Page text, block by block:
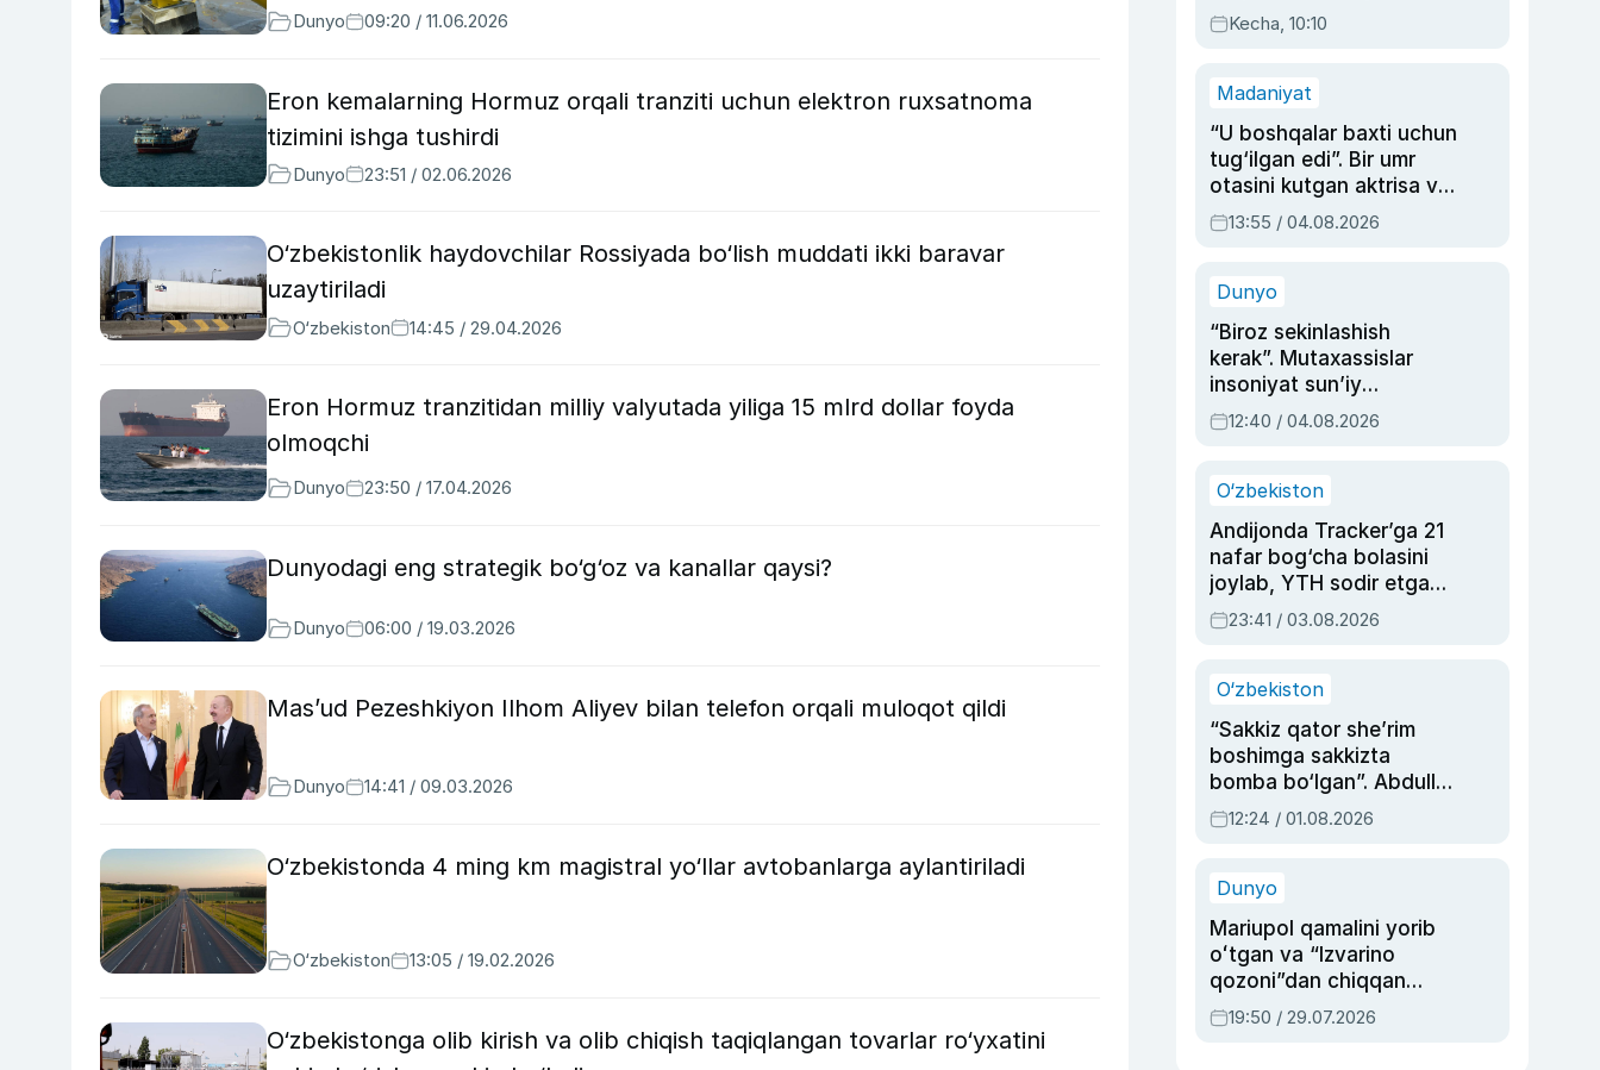
Dunyo 09:20 / 11.06.2026
Eron kemalarning Hormuz orqali tranziti uchun elektron ruxsatnoma
tizimini ishga tushirdi
Dunyo 23:51 / 02.06.2026
O‘zbekistonlik haydovchilar Rossiyada bo‘lish muddati ikki baravar
uzaytiriladi
O‘zbekiston 14:45 / 29.04.2026
Eron Hormuz tranzitidan milliy valyutada yiliga 15 mlrd dollar foyda
olmoqchi
Dunyo 23:50 / 17.04.2026
Dunyodagi eng strategik bo‘g‘oz va kanallar qaysi?
Dunyo 06:00 / 19.03.2026
Mas’ud Pezeshkiyon Ilhom Aliyev bilan telefon orqali muloqot qildi
Dunyo 14:41 / 09.03.2026
O‘zbekistonda 4 ming km magistral yo‘llar avtobanlarga aylantiriladi
O‘zbekiston 13:05 / 19.02.2026
O‘zbekistonga olib kirish va olib chiqish taqiqlangan tovarlar ro‘yxatini
hukmi o‘qildi
Kecha, 10:10
Madaniyat
“U boshqalar baxti uchun
tug‘ilgan edi”. Bir umr
otasini kutgan aktrisa va
dublyaj ustasi Rimma
Ahmedovaning
13:55 / 04.08.2026
Dunyo
“Biroz sekinlashish
kerak”. Mutaxassislar
insoniyat sun’iy
intellektni boshqara
olmay qolishidan xavotir
12:40 / 04.08.2026
O‘zbekiston
Andijonda Tracker’ga 21
nafar bog‘cha bolasini
joylab, YTH sodir etgan
ayolga sud hukmi o‘qildi
23:41 / 03.08.2026
O‘zbekiston
“Sakkiz qator she’rim
boshimga sakkizta
bomba bo‘lgan”. Abdulla
Oripovni siyosiy
ayblovlardan asrab
12:24 / 01.08.2026
Dunyo
Mariupol qamalini yorib
oʻtgan va “Izvarino
qozoni”dan chiqqan
qahramon — Ukraina
armiyasi bosh
19:50 / 29.07.2026